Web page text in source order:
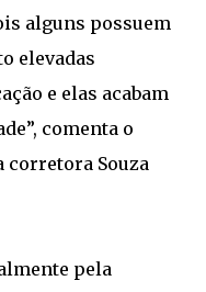
alguns possuem
elevadas
e elas acabam
comenta o
corretora Souza
pela